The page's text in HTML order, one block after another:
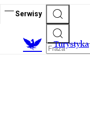
Serwisy
Turystyka